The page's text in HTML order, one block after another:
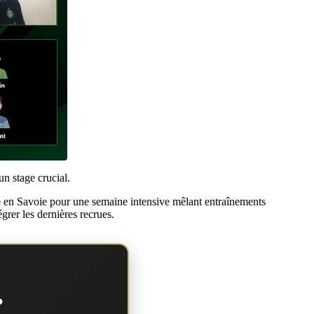
stage crucial.
Savoie pour une semaine intensive mêlant entraînements
les dernières recrues.